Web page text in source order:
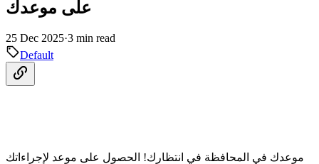
على موعدك
25 Dec 2025·3 min read
Default
موعدك في المحافظة في انتظارك! الحصول على موعد لإجراءاتك